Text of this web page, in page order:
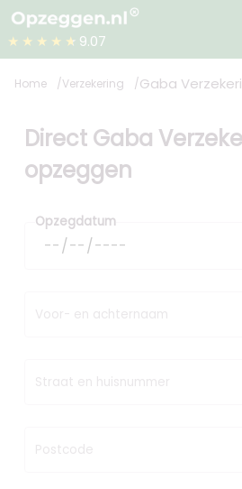
★★★★★ 9.07
Home Verzekering Gaba
Direct Gaba
opzeggen
Opzegdatum
Voor- en achternaam
Straat en huisnummer
Postcode